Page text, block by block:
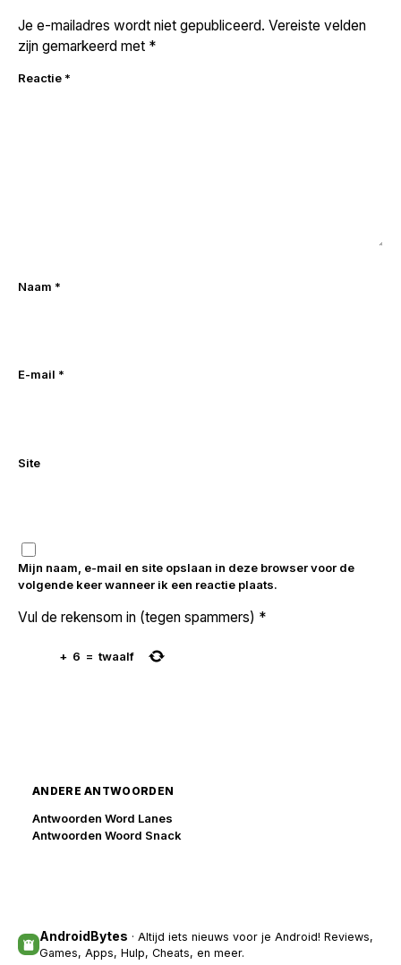
Je e-mailadres wordt niet gepubliceerd. Vereiste velden
zijn gemarkeerd met *
Reactie *
Naam *
E-mail *
Site
Mijn naam, e-mail en site opslaan in deze browser voor de
volgende keer wanneer ik een reactie plaats.
Vul de rekensom in (tegen spammers) *
+ 6 = twaalf
ANDERE ANTWOORDEN
Antwoorden Word Lanes
Antwoorden Woord Snack
AndroidBytes · Altijd iets nieuws voor je Android! Reviews,
Games, Apps, Hulp, Cheats, en meer.